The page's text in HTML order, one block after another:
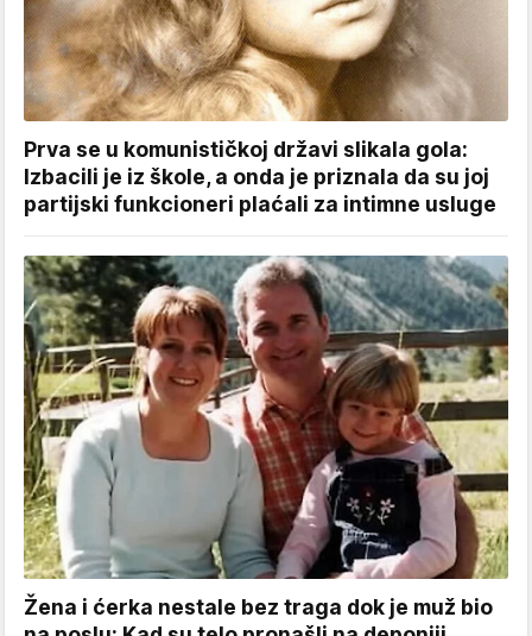
Prva se u komunističkoj državi slikala gola:
Izbacili je iz škole, a onda je priznala da su joj
partijski funkcioneri plaćali za intimne usluge
Žena i ćerka nestale bez traga dok je muž bio